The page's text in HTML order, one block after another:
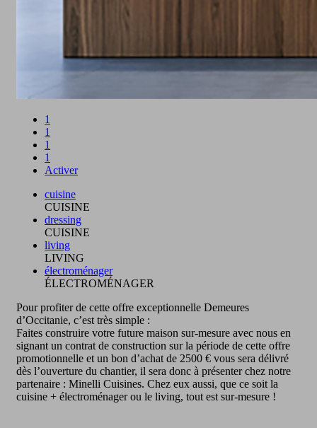
1
1
1
1
Activer
cuisine
CUISINE
dressing
CUISINE
living
LIVING
électroménager
ÉLECTROMÉNAGER
Pour profiter de cette offre exceptionnelle Demeures
d’Occitanie, c’est très simple :
Faites construire votre future maison sur-mesure avec nous en
signant un contrat de construction sur la période de cette offre
promotionnelle et un bon d’achat de 2500 € vous sera délivré
dès l’ouverture du chantier, il sera donc à présenter chez notre
partenaire : Minelli Cuisines. Chez eux aussi, que ce soit la
cuisine + électroménager ou le living, tout est sur-mesure !